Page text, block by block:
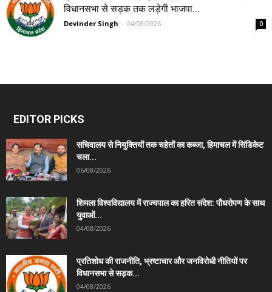
विधानसभा से सड़क तक लड़ेगी भाजपा...
Devinder Singh - 04/08/2026 0
EDITOR PICKS
सचिवालय से नियुक्तियों तक चहेतों का कब्जा, हिमाचल में सिंडिकेट
चला...
06/08/2026
शिमला विश्वविद्यालय में राज्यपाल का हरित संदेश: पौधरोपण के साथ
युवाओं...
04/08/2026
प्रतिशोध की राजनीति, भ्रष्टाचार और जनविरोधी नीतियों पर
विधानसभा से सड़क...
04/08/2026